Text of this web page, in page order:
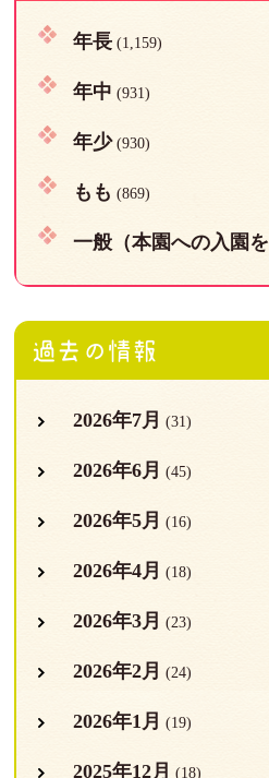
年長(1,159)
年中 (931)
年少(930)
もも (869)
一般（本園への入園
過去の情報
2026年7月 (31)
2026年6月 (45)
2026年5月 (16)
2026年4月 (18)
2026年3月 (23)
2026年2月 (24)
2026年1月 (19)
2025年12月 (18)